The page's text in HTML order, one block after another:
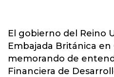
El gobierno del Reino
Embajada Británica
memorando de
Financiera de